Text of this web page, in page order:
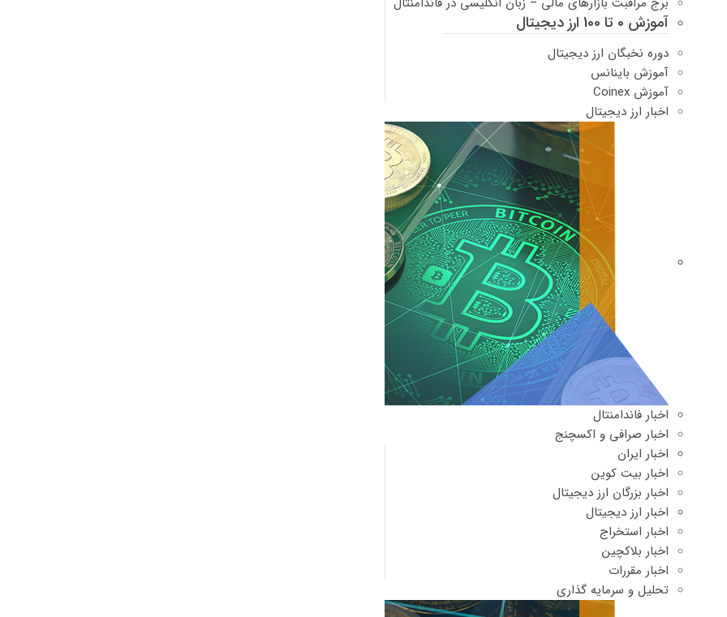
آموزش 0 تا 100 ارز دیجیتال
دوره نخبگان ارز دیجیتال
آموزش باینانس
آموزش Coinex
اخبار ارز دیجیتال
اخبار فاندامنتال
اخبار صرافی و اکسچنج
اخبار ایران
اخبار بیت کوین
اخبار بزرگان ارز دیجیتال
اخبار ارز دیجیتال
اخبار استخراج
اخبار بلاکچین
اخبار مقررات
تحلیل و سرمایه گذاری